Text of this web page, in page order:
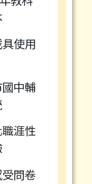
使用
中輔
涯性
問卷